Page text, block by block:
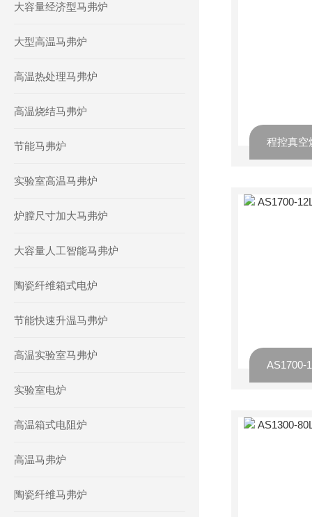
大容量经济型马弗炉
大型高温马弗炉
高温热处理马弗炉
高温烧结马弗炉
节能马弗炉
实验室高温马弗炉
炉膛尺寸加大马弗炉
大容量人工智能马弗炉
陶瓷纤维箱式电炉
节能快速升温马弗炉
高温实验室马弗炉
实验室电炉
高温箱式电阻炉
高温马弗炉
陶瓷纤维马弗炉